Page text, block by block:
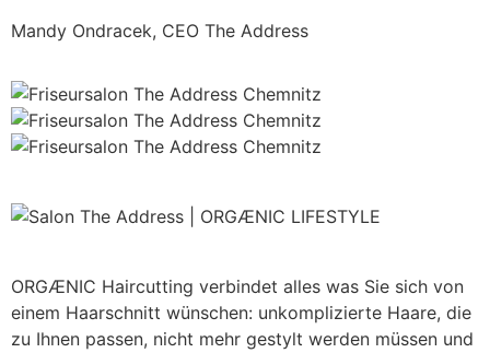
Mandy Ondracek, CEO The Address
ORGÆNIC Haircutting verbindet alles was Sie sich von
einem Haarschnitt wünschen: unkomplizierte Haare, die
zu Ihnen passen, nicht mehr gestylt werden müssen und